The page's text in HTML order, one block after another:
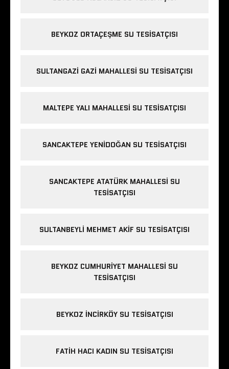
BEYKOZ ORTAÇEŞME SU TESISATÇISI
SULTANGAZI GAZI MAHALLESI SU TESISATÇISI
MALTEPE YALI MAHALLESI SU TESISATÇISI
SANCAKTEPE YENIDOĞAN SU TESISATÇISI
SANCAKTEPE ATATÜRK MAHALLESI SU
TESISATÇISI
SULTANBEYLI MEHMET AKIF SU TESISATÇISI
BEYKOZ CUMHURIYET MAHALLESI SU
TESISATÇISI
BEYKOZ INCIRKÖY SU TESISATÇISI
FATIH HACI KADIN SU TESISATÇISI